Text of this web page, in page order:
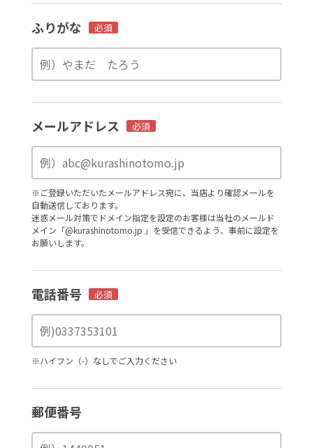
ふりがな 必須
メールアドレス 必須
※ご登録いただいたメールアドレス宛に、当店より確認メールを
自動送信しております。
迷惑メール対策でドメイン指定を設定のお客様は当社のメールド
メイン「@kurashinotomo.jp 」を受信できるよう、事前に設定を
お願いします。
電話番号 必須
※ハイフン（-）なしでご入力ください
郵便番号